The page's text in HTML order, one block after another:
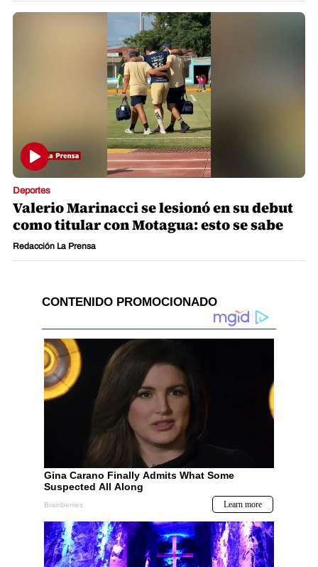
Deportes
Valerio Marinacci se lesionó en su debut
como titular con Motagua: esto se sabe
Redacción La Prensa